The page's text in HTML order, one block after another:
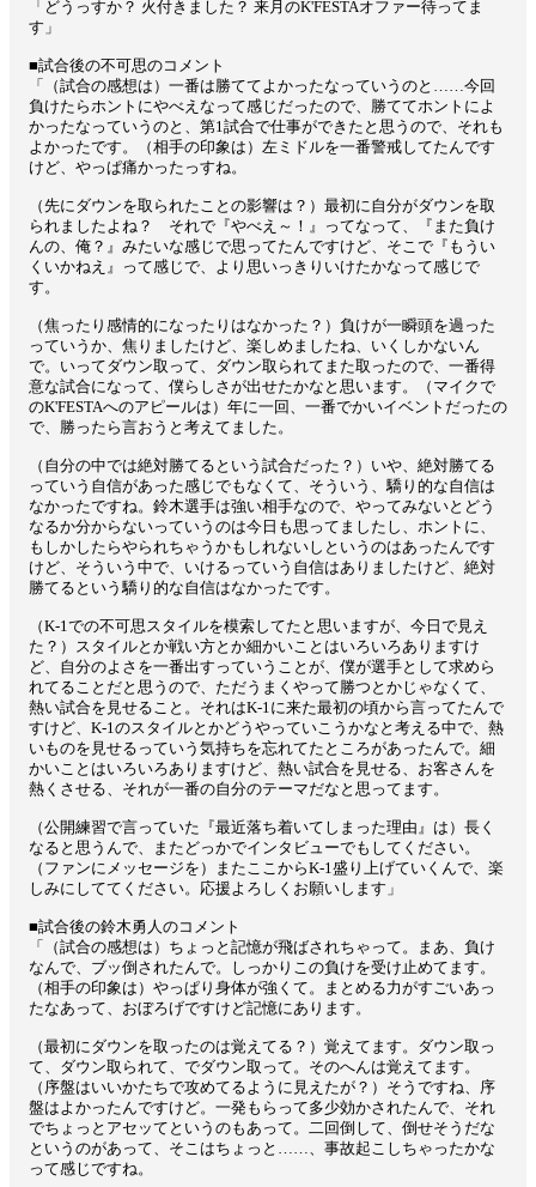
「どうっすか？ 火付きました？ 来月のK'FESTAオファー待ってま
す」
■試合後の不可思のコメント
「（試合の感想は）一番は勝ててよかったなっていうのと……今回
負けたらホントにやべえなって感じだったので、勝ててホントによ
かったなっていうのと、第1試合で仕事ができたと思うので、それも
よかったです。（相手の印象は）左ミドルを一番警戒してたんです
けど、やっぱ痛かったっすね。
（先にダウンを取られたことの影響は？）最初に自分がダウンを取
られましたよね？ それで『やべえ～！』ってなって、『また負け
んの、俺？』みたいな感じで思ってたんですけど、そこで『もうい
くいかねえ』って感じで、より思いっきりいけたかなって感じで
す。
（焦ったり感情的になったりはなかった？）負けが一瞬頭を過った
っていうか、焦りましたけど、楽しめましたね、いくしかないん
で。いってダウン取って、ダウン取られてまた取ったので、一番得
意な試合になって、僕らしさが出せたかなと思います。（マイクで
のK'FESTAへのアピールは）年に一回、一番でかいイベントだったの
で、勝ったら言おうと考えてました。
（自分の中では絶対勝てるという試合だった？）いや、絶対勝てる
っていう自信があった感じでもなくて、そういう、驕り的な自信は
なかったですね。鈴木選手は強い相手なので、やってみないとどう
なるか分からないっていうのは今日も思ってましたし、ホントに、
もしかしたらやられちゃうかもしれないしというのはあったんです
けど、そういう中で、いけるっていう自信はありましたけど、絶対
勝てるという驕り的な自信はなかったです。
（K-1での不可思スタイルを模索してたと思いますが、今日で見え
た？）スタイルとか戦い方とか細かいことはいろいろありますけ
ど、自分のよさを一番出すっていうことが、僕が選手として求めら
れてることだと思うので、ただうまくやって勝つとかじゃなくて、
熱い試合を見せること。それはK-1に来た最初の頃から言ってたんで
すけど、K-1のスタイルとかどうやっていこうかなと考える中で、熱
いものを見せるっていう気持ちを忘れてたところがあったんで。細
かいことはいろいろありますけど、熱い試合を見せる、お客さんを
熱くさせる、それが一番の自分のテーマだなと思ってます。
（公開練習で言っていた『最近落ち着いてしまった理由』は）長く
なると思うんで、またどっかでインタビューでもしてください。
（ファンにメッセージを）またここからK-1盛り上げていくんで、楽
しみにしててください。応援よろしくお願いします」
■試合後の鈴木勇人のコメント
「（試合の感想は）ちょっと記憶が飛ばされちゃって。まあ、負け
なんで、ブッ倒されたんで。しっかりこの負けを受け止めてます。
（相手の印象は）やっぱり身体が強くて。まとめる力がすごいあっ
たなあって、おぼろげですけど記憶にあります。
（最初にダウンを取ったのは覚えてる？）覚えてます。ダウン取っ
て、ダウン取られて、でダウン取って。そのへんは覚えてます。
（序盤はいいかたちで攻めてるように見えたが？）そうですね、序
盤はよかったんですけど。一発もらって多少効かされたんで、それ
でちょっとアセッてというのもあって。二回倒して、倒せそうだな
というのがあって、そこはちょっと……、事故起こしちゃったかな
って感じですね。